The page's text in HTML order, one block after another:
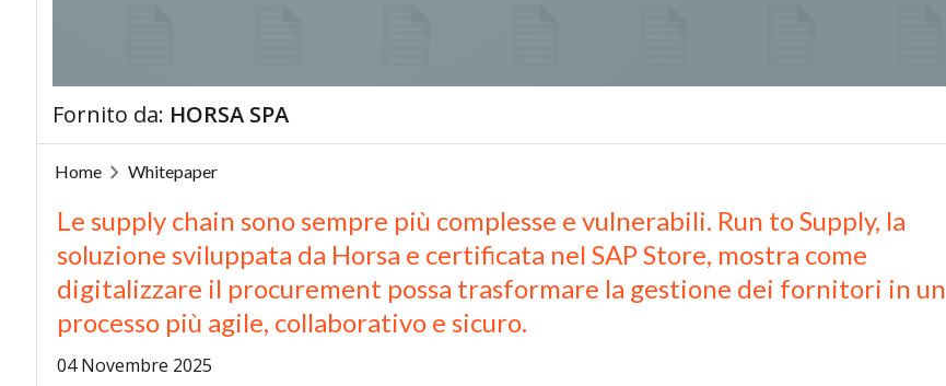
Fornito da: HORSA SPA
Home Whitepaper
Le supply chain sono sempre più complesse e vulnerabili. Run to Supply, la
soluzione sviluppata da Horsa e certificata nel SAP Store, mostra come
digitalizzare il procurement possa trasformare la gestione dei fornitori in un
processo più agile, collaborativo e sicuro.
04 Novembre 2025